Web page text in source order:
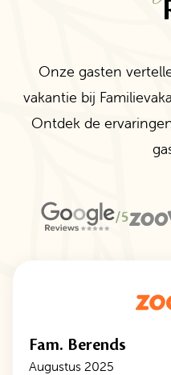
Fam. Berends
Augustus 2025
Onze gasten
vakantie bij
Ontdek de
/5